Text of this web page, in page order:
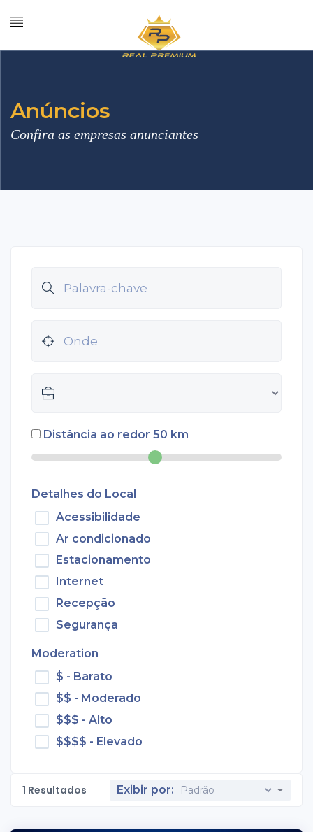
Anúncios
Confira as empresas anunciantes
Distância ao redor 50 km
Detalhes do Local
Acessibilidade
Ar condicionado
Estacionamento
Internet
Recepção
Segurança
Moderation
$ - Barato
$$ - Moderado
$$$ - Alto
$$$$ - Elevado
1 Resultados Exibir por: